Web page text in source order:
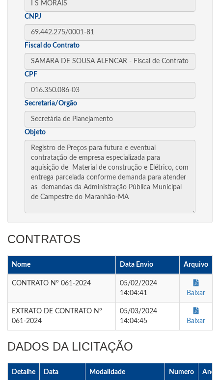
CNPJ
Fiscal do Contrato
CPF
Secretaria/Orgão
Objeto
CONTRATOS
Nome Data Envio Arquivo
CONTRATO Nº 061-2024
05/02/2024
14:04:41
Baixar
EXTRATO DE CONTRATO Nº
061-2024
05/03/2024
14:04:45
Baixar
DADOS DA LICITAÇÃO
Detalhe Data Modalidade Numero Ano